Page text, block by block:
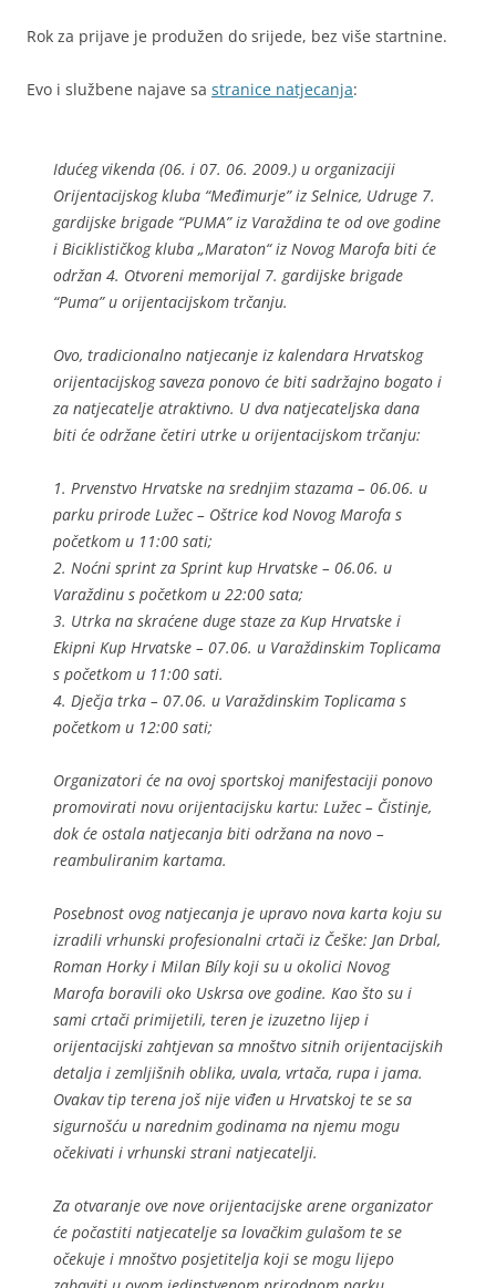
Rok za prijave je produžen do srijede, bez više startnine.
Evo i službene najave sa stranice natjecanja:
Idućeg vikenda (06. i 07. 06. 2009.) u organizaciji
Orijentacijskog kluba “Međimurje” iz Selnice, Udruge 7.
gardijske brigade “PUMA” iz Varaždina te od ove godine
i Biciklističkog kluba „Maraton“ iz Novog Marofa biti će
održan 4. Otvoreni memorijal 7. gardijske brigade
“Puma” u orijentacijskom trčanju.
Ovo, tradicionalno natjecanje iz kalendara Hrvatskog
orijentacijskog saveza ponovo će biti sadržajno bogato i
za natjecatelje atraktivno. U dva natjecateljska dana
biti će održane četiri utrke u orijentacijskom trčanju:
1. Prvenstvo Hrvatske na srednjim stazama – 06.06. u
parku prirode Lužec – Oštrice kod Novog Marofa s
početkom u 11:00 sati;
2. Noćni sprint za Sprint kup Hrvatske – 06.06. u
Varaždinu s početkom u 22:00 sata;
3. Utrka na skraćene duge staze za Kup Hrvatske i
Ekipni Kup Hrvatske – 07.06. u Varaždinskim Toplicama
s početkom u 11:00 sati.
4. Dječja trka – 07.06. u Varaždinskim Toplicama s
početkom u 12:00 sati;
Organizatori će na ovoj sportskoj manifestaciji ponovo
promovirati novu orijentacijsku kartu: Lužec – Čistinje,
dok će ostala natjecanja biti održana na novo –
reambuliranim kartama.
Posebnost ovog natjecanja je upravo nova karta koju su
izradili vrhunski profesionalni crtači iz Češke: Jan Drbal,
Roman Horky i Milan Bíly koji su u okolici Novog
Marofa boravili oko Uskrsa ove godine. Kao što su i
sami crtači primijetili, teren je izuzetno lijep i
orijentacijski zahtjevan sa mnoštvo sitnih orijentacijskih
detalja i zemljišnih oblika, uvala, vrtača, rupa i jama.
Ovakav tip terena još nije viđen u Hrvatskoj te se sa
sigurnošću u narednim godinama na njemu mogu
očekivati i vrhunski strani natjecatelji.
Za otvaranje ove nove orijentacijske arene organizator
će počastiti natjecatelje sa lovačkim gulašom te se
očekuje i mnoštvo posjetitelja koji se mogu lijepo